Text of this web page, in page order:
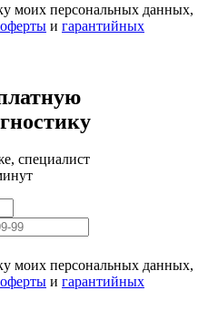
моих персональных данных,
оферты и гарантийных
специалист
моих персональных данных,
оферты и гарантийных